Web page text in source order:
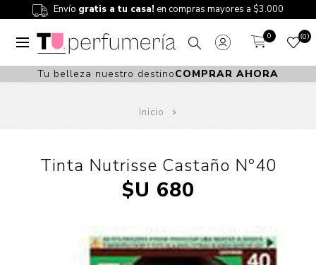
Envío gratis a tu casa! en compras mayores a $3.000
0 0
Tu belleza nuestro destinoCOMPRAR AHORA
Inicio
Tinta Nutrisse Castaño Nº40
$U 680